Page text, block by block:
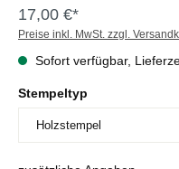
17,00 €*
Preise inkl. MwSt. zzgl.
Sofort verfügbar,
Stempeltyp